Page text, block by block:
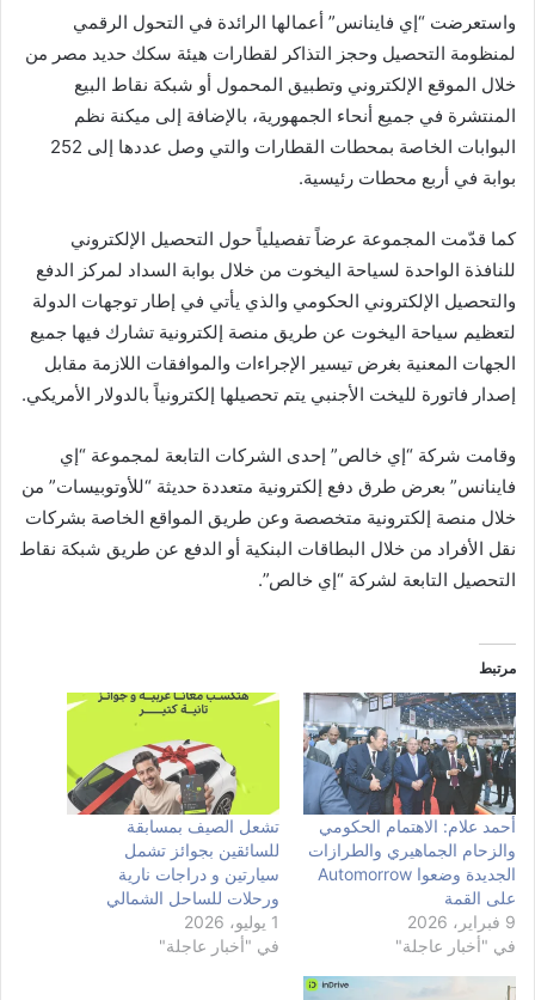
واستعرضت “إي فاينانس” أعمالها الرائدة في التحول الرقمي
لمنظومة التحصيل وحجز التذاكر لقطارات هيئة سكك حديد مصر من
خلال الموقع الإلكتروني وتطبيق المحمول أو شبكة نقاط البيع
المنتشرة في جميع أنحاء الجمهورية، بالإضافة إلى ميكنة نظم
البوابات الخاصة بمحطات القطارات والتي وصل عددها إلى 252
بوابة في أربع محطات رئيسية.
كما قدّمت المجموعة عرضاً تفصيلياً حول التحصيل الإلكتروني
للنافذة الواحدة لسياحة اليخوت من خلال بوابة السداد لمركز الدفع
والتحصيل الإلكتروني الحكومي والذي يأتي في إطار توجهات الدولة
لتعظيم سياحة اليخوت عن طريق منصة إلكترونية تشارك فيها جميع
الجهات المعنية بغرض تيسير الإجراءات والموافقات اللازمة مقابل
إصدار فاتورة لليخت الأجنبي يتم تحصيلها إلكترونياً بالدولار الأمريكي.
وقامت شركة “إي خالص” إحدى الشركات التابعة لمجموعة “إي
فاينانس” بعرض طرق دفع إلكترونية متعددة حديثة “للأوتوبيسات” من
خلال منصة إلكترونية متخصصة وعن طريق المواقع الخاصة بشركات
نقل الأفراد من خلال البطاقات البنكية أو الدفع عن طريق شبكة نقاط
التحصيل التابعة لشركة “إي خالص”.
مرتبط
أحمد علام: الاهتمام الحكومي
والزحام الجماهيري والطرازات
الجديدة وضعوا Automorrow
على القمة
9 فبراير، 2026
في "أخبار عاجلة"
تشعل الصيف بمسابقة
للسائقين بجوائز تشمل
سيارتين و دراجات نارية
ورحلات للساحل الشمالي
1 يوليو، 2026
في "أخبار عاجلة"